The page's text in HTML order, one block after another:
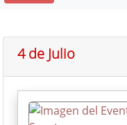
4 de Julio